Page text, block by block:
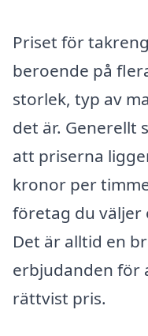
Priset för
beroende på
storlek, typ av
det är. Generellt
att priserna
kronor per
företag du väljer
Det är alltid en
erbjudanden för
rättvist pris.